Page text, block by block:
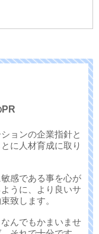
ョンの企業指針と
に人材育成に取り
感である事を心が
うに、より良いサ
致します。
んでもかまいませ